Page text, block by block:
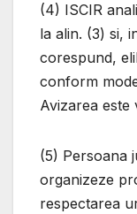
(4) ISCIR
la alin. (3) si,
corespund,
conform
Avizarea este
(5) Persoana
organizeze
respectarea